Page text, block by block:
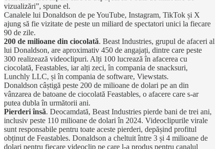
vizualizări”, spune el.
Canalele lui Donaldson de pe YouTube, Instagram, TikTok și X
ajung să fie vizitate de peste un miliard de spectatori unici la fiecare
90 de zile.
200 de milioane din ciocolată. Beast Industries, grupul de afaceri al
lui Donaldson, are aproximativ 450 de angajați, dintre care peste
300 realizează videoclipuri. Alți 100 lucrează în afacerea cu
ciocolată, Feastables, iar alți zeci, în compania de snacksuri,
Lunchly LLC, și în compania de software, Viewstats.
Donaldson câștigă peste 200 de milioane de dolari pe an din
vânzarea de batoane de ciocolată Feastables, o afacere care s-ar
putea dubla în următorii ani.
Pierderi însă. Deocamdată, Beast Industries pierde bani de trei ani,
inclusiv peste 110 milioane de dolari în 2024. Videoclipurile virale
sunt responsabile pentru toate aceste pierderi, depășind profitul
obținut de Feastables. Donaldson a cheltuit între 3 și 4 milioane de
dolari pentru fiecare videoclip pe care l-a produs pentru canalul